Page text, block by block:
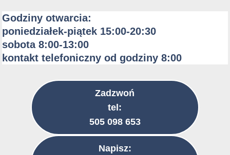
Godziny otwarcia:
poniedziałek-piątek 15:00-20:30
sobota 8:00-13:00
kontakt telefoniczny od godziny 8:00
Zadzwoń
tel:
505 098 653
Napisz: